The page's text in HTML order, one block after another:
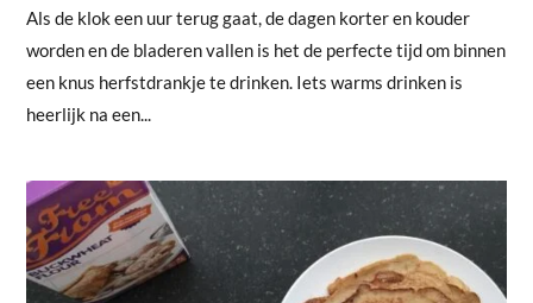
Als de klok een uur terug gaat, de dagen korter en kouder
worden en de bladeren vallen is het de perfecte tijd om binnen
een knus herfstdrankje te drinken. Iets warms drinken is
heerlijk na een...